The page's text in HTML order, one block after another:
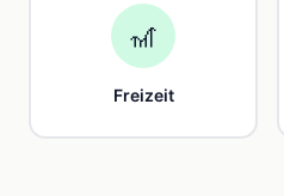
🎢
Freizeit